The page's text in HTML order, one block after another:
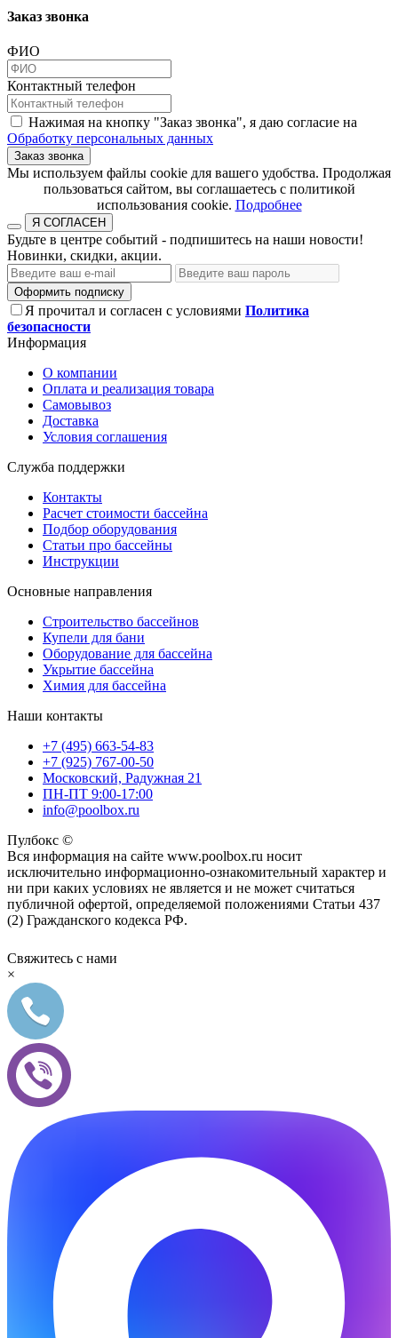
Заказ звонка
ФИО
Контактный телефон
Нажимая на кнопку "Заказ звонка", я даю согласие на
Обработку персональных данных
Заказ звонка
​​​​​​​Мы используем файлы cookie для вашего удобства. Продолжая
пользоваться сайтом, вы соглашаетесь с политикой
использования cookie.​​​​​​​ Подробнее
Я СОГЛАСЕН
Будьте в центре событий - подпишитесь на наши новости!
Новинки, скидки, акции.
Оформить подписку
Я прочитал и согласен с условиями Политика
безопасности
Информация
О компании
Оплата и реализация товара
Самовывоз
Доставка
Условия соглашения
Служба поддержки
Контакты
Расчет стоимости бассейна
Подбор оборудования
Статьи про бассейны
Инструкции
Основные направления
Строительство бассейнов
Купели для бани
Оборудование для бассейна
Укрытие бассейна
Химия для бассейна
Наши контакты
+7 (495) 663-54-83
+7 (925) 767-00-50
Московский, Радужная 21
ПН-ПТ 9:00-17:00
info@poolbox.ru
Пулбокс ©
Вся информация на сайте www.poolbox.ru носит
исключительно информационно-ознакомительный характер и
ни при каких условиях не является и не может считаться
публичной офертой, определяемой положениями Статьи 437
(2) Гражданского кодекса РФ.
Свяжитесь с нами
×